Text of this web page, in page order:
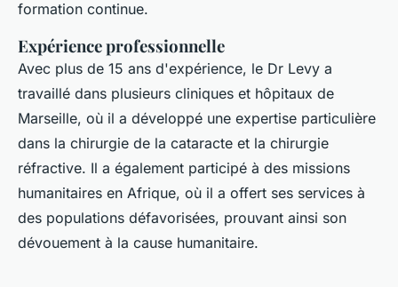
formation continue.
Expérience professionnelle
Avec plus de 15 ans d'expérience, le Dr Levy a
travaillé dans plusieurs cliniques et hôpitaux de
Marseille, où il a développé une expertise particulière
dans la chirurgie de la cataracte et la chirurgie
réfractive. Il a également participé à des missions
humanitaires en Afrique, où il a offert ses services à
des populations défavorisées, prouvant ainsi son
dévouement à la cause humanitaire.